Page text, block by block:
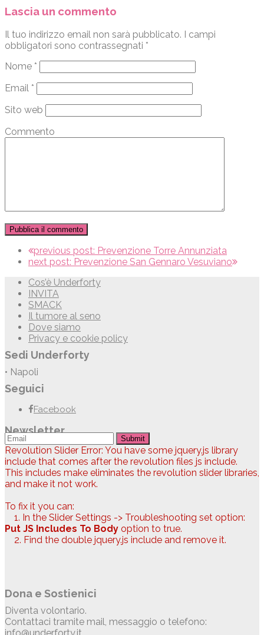
Lascia un commento
Il tuo indirizzo email non sarà pubblicato. I campi
obbligatori sono contrassegnati *
Nome *
Email *
Sito web
Commento
previous post: Prevenzione Torre Annunziata
next post: Prevenzione San Gennaro Vesuviano
Cos’è Underforty
INVITA
SMACK
Il tumore al seno
Dove siamo
Privacy e cookie policy
Sedi Underforty
• Napoli
Seguici
Facebook
Newsletter
Submit
Revolution Slider Error: You have some jquery.js library
include that comes after the revolution files js include.
This includes make eliminates the revolution slider libraries,
and make it not work.
To fix it you can:
1. In the Slider Settings -> Troubleshooting set option:
Put JS Includes To Body option to true.
2. Find the double jquery.js include and remove it.
Dona e Sostienici
Diventa volontario.
Contattaci tramite mail, messaggio o telefono:
info@underforty.it